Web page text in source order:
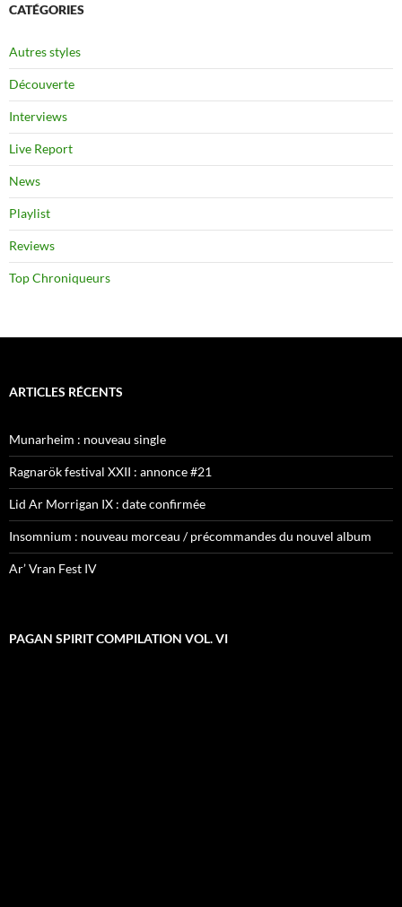
CATÉGORIES
Autres styles
Découverte
Interviews
Live Report
News
Playlist
Reviews
Top Chroniqueurs
ARTICLES RÉCENTS
Munarheim : nouveau single
Ragnarök festival XXII : annonce #21
Lid Ar Morrigan IX : date confirmée
Insomnium : nouveau morceau / précommandes du nouvel album
Ar’ Vran Fest IV
PAGAN SPIRIT COMPILATION VOL. VI